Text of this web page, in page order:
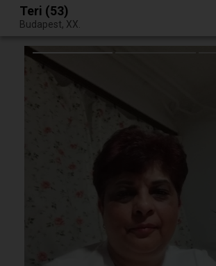
Egy jó randiból bármi lehet.
Teri (53)
Budapest, XX.